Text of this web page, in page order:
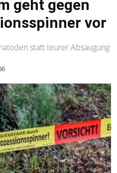
geht gegen
vor
statt teurer Absaugung